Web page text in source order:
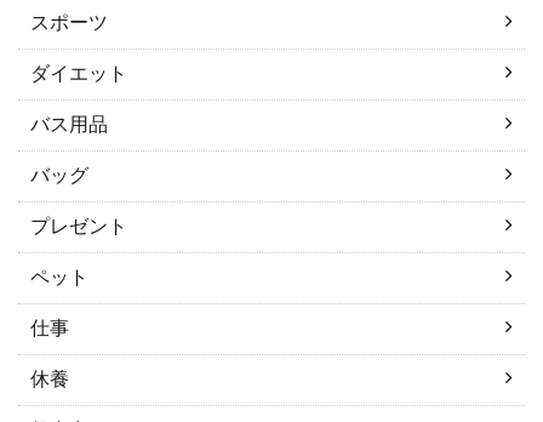
スポーツ
ダイエット
バス用品
バッグ
プレゼント
ペット
仕事
休養